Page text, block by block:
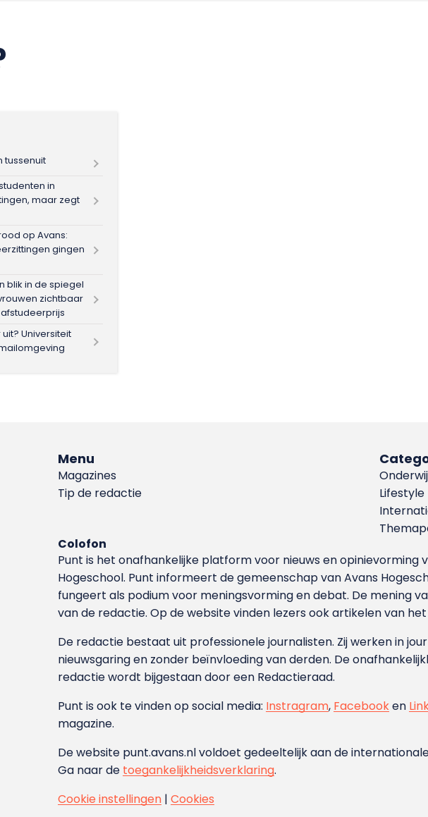
tussenuit
in
maar zegt
op Avans:
gingen
blik in de spiegel
zichtbaar
Universiteit
Menu
Magazines
Tip de redactie
Lifestyle
Colofon
Punt is het onafhankelijke platform voor nieuws en
Hoge­school. Punt informeert de gemeenschap van Avans
fungeert als podium voor meningsvorming en debat. De mening
van de redactie. Op de website vinden lezers ook artikelen van
De redactie bestaat uit professionele journalisten. Zij werken in
nieuwsgaring en zonder beïnvloeding van derden. De
redactie wordt bijgestaan door een Redactieraad.
Punt is ook te vinden op social media: Instragram, Facebooken
magazine.
De website punt.avans.nl voldoet gedeeltelijk aan de
Ga naar de toegankelijkheidsverklaring.
Cookie instellingen |Cookies